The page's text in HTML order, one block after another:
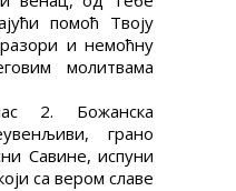
помоћ Твоју
и немоћну
молитвама
2. Божанска
грано
Савине, испуни
са вером славе